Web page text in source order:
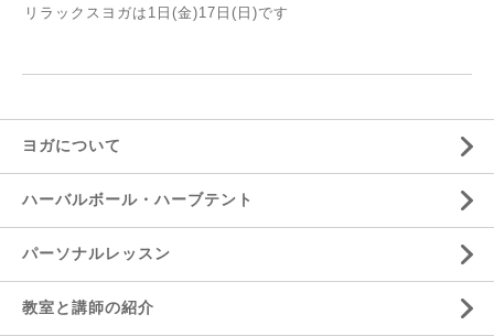
リラックスヨガは1日(金)17日(日)です
ヨガについて
ハーバルボール・ハーブテント
パーソナルレッスン
教室と講師の紹介